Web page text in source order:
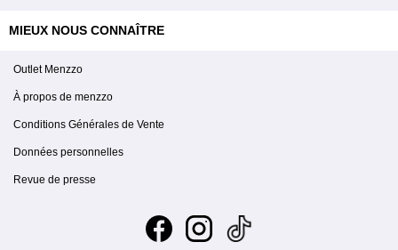
MIEUX NOUS CONNAÎTRE
Outlet Menzzo
À propos de menzzo
Conditions Générales de Vente
Données personnelles
Revue de presse